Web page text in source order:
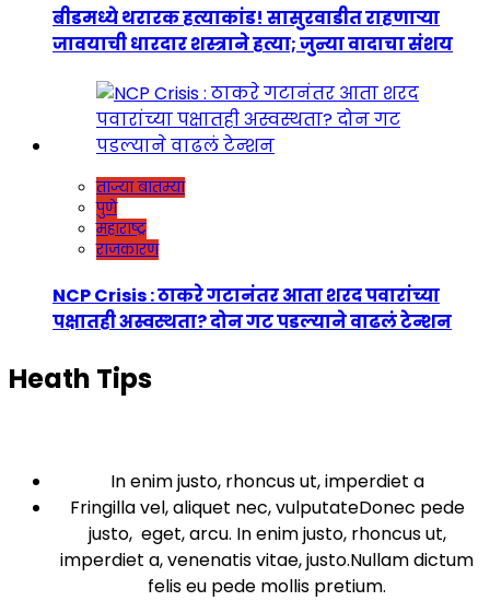
बीडमध्ये थरारक हत्याकांड! सासुरवाडीत राहणाऱ्या
जावयाची धारदार शस्त्राने हत्या; जुन्या वादाचा संशय
ताज्या बातम्या
पुणे
महाराष्ट्र
राजकारण
NCP Crisis : ठाकरे गटानंतर आता शरद पवारांच्या
पक्षातही अस्वस्थता? दोन गट पडल्याने वाढलं टेन्शन
Heath Tips
In enim justo, rhoncus ut, imperdiet a
Fringilla vel, aliquet nec, vulputateDonec pede
justo, eget, arcu. In enim justo, rhoncus ut,
imperdiet a, venenatis vitae, justo.Nullam dictum
felis eu pede mollis pretium.